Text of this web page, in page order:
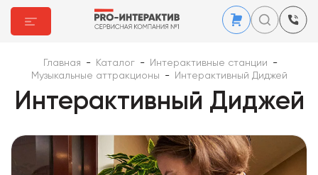
Главная - Каталог - Интерактивные станции
-
Музыкальные аттракционы
- Интерактивный Диджей
Интерактивный Диджей